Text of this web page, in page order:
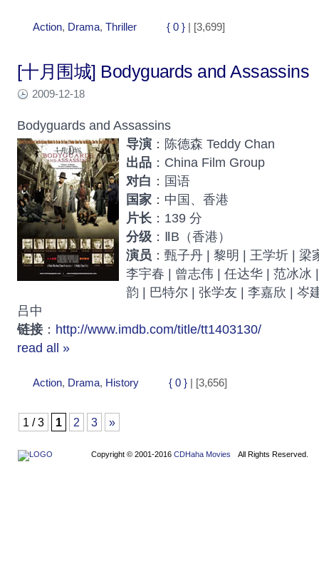
Action, Drama, Thriller { 0 } | [3,699]
[十月围城] Bodyguards and Assassins
2009-12-18
Bodyguards and Assassins
导演 ：陈德森 Teddy Chan
出品 ：China Film Group
对白 ：国语
国家 ：中国、香港
片长 ：139 分
分级 ：ⅡB（香港）
演员 ：甄子丹 | 黎明 | 王学圻 |
李宇春 | 曾志伟 | 任达华 | 范冰冰
韵 | 巴特尔 | 张学友 | 李嘉欣 | 岑
吕中
链接 ： http://www.imdb.com/title/tt1403130/
read all »
Action, Drama, History { 0 } | [3,656]
1 / 3 1 2 3 »
Copyright © 2001-2016 CDHaha Movies All Rights Reserved.